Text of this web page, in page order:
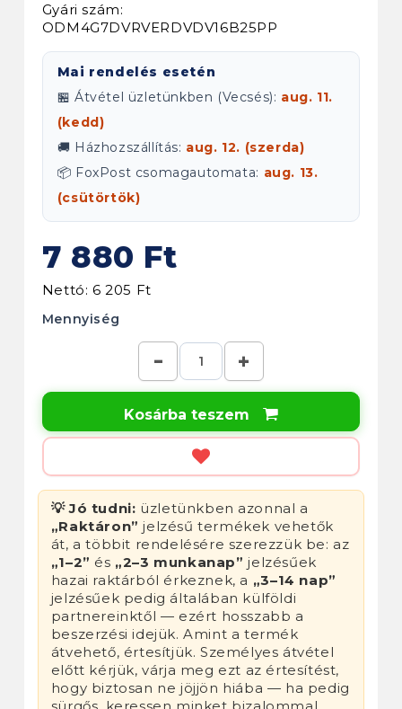
Gyári szám:
ODM4G7DVRVERDVDV16B25PP
Mai rendelés esetén
🏪 Átvétel üzletünkben (Vecsés): aug. 11.
(kedd)
🚚 Házhozszállítás: aug. 12. (szerda)
📦 FoxPost csomagautomata: aug. 13.
(csütörtök)
7 880 Ft
Nettó: 6 205 Ft
Mennyiség
Kosárba teszem 
💡 Jó tudni: üzletünkben azonnal a
„Raktáron” jelzésű termékek vehetők
át, a többit rendelésére szerezzük be: az
„1–2” és „2–3 munkanap” jelzésűek
hazai raktárból érkeznek, a „3–14 nap”
jelzésűek pedig általában külföldi
partnereinktől — ezért hosszabb a
beszerzési idejük. Amint a termék
átvehető, értesítjük. Személyes átvétel
előtt kérjük, várja meg ezt az értesítést,
hogy biztosan ne jöjjön hiába — ha pedig